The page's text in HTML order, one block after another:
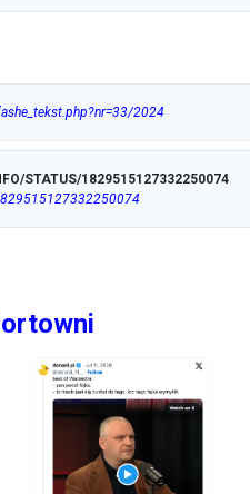
2024
STATUS/1829515127332250074